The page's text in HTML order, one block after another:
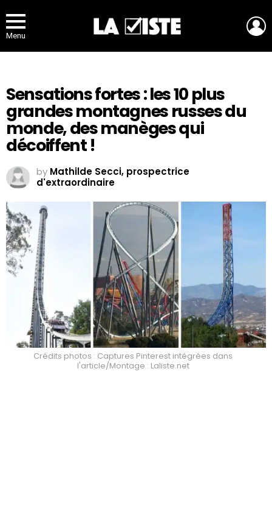
Menu
Sensations fortes : les 10 plus
grandes montagnes russes du
monde, des manèges qui
décoiffent !
by Mathilde Secci, prospectrice
d'extraordinaire
Crédits photos : Captures Pinterest intégrées dans
l'article/Montage : Laliste.net